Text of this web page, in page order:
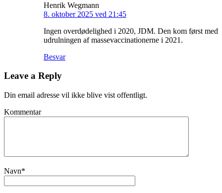
Henrik Wegmann
8. oktober 2025 ved 21:45
Ingen overdødelighed i 2020, JDM. Den kom først med
udrulningen af massevaccinationerne i 2021.
Besvar
Leave a Reply
Din email adresse vil ikke blive vist offentligt.
Kommentar
Navn*